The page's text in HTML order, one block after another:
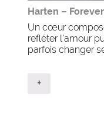
Harten –
Un cœur
refléter l’amour
parfois changer
+